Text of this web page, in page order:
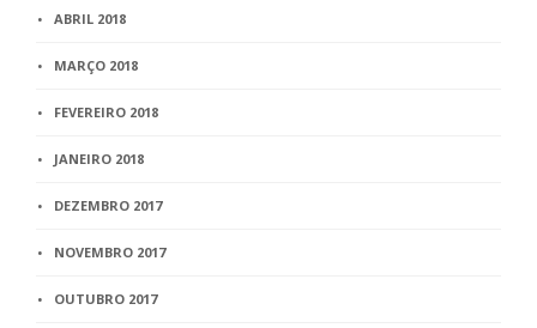
ABRIL 2018
MARÇO 2018
FEVEREIRO 2018
JANEIRO 2018
DEZEMBRO 2017
NOVEMBRO 2017
OUTUBRO 2017